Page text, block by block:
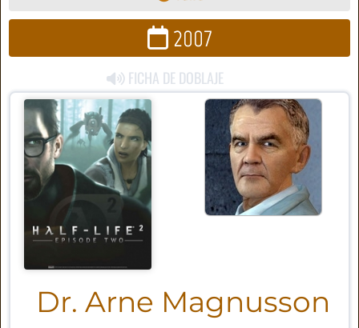
2007
FICHA DE DOBLAJE
Dr. Arne Magnusson